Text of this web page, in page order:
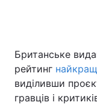
Британське
рейтинг
виділивши
гравців і